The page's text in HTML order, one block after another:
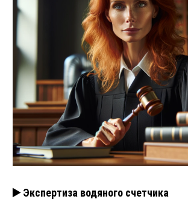
▶️ Экспертиза водяного счетчика